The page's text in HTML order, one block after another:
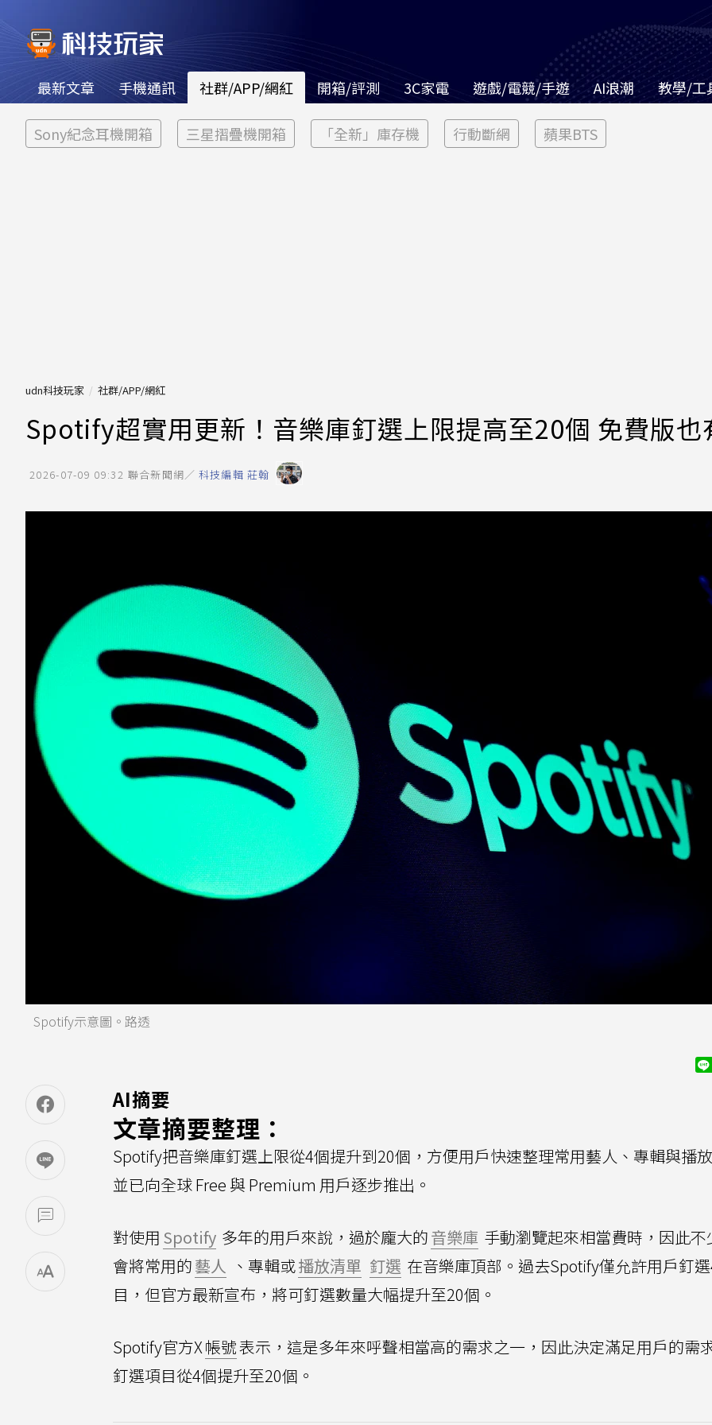
最新文章 手機通訊 社群/APP/網紅 開箱/評測 3C家電 遊戲/電競/手遊 AI浪潮 教學/工
Sony紀念耳機開箱 三星摺疊機開箱 「全新」庫存機 行動斷網 蘋果BTS
udn科技玩家 社群/APP/網紅
Spotify超實用更新！音樂庫釘選上限提高至20個 免費版也
2026-07-09 09:32 聯合新聞網／ 科技編輯 莊翰
Spotify示意圖。路透
AI摘要
文章摘要整理：
Spotify把音樂庫釘選上限從4個提升到20個，方便用戶快速整理常用藝人、專輯與播
並已向全球 Free 與 Premium 用戶逐步推出。
對使用 Spotify 多年的用戶來說，過於龐大的音樂庫 手動瀏覽起來相當費時，因此不
會將常用的藝人 、專輯或播放清單 釘選 在音樂庫頂部。過去Spotify僅允許用戶釘
目，但官方最新宣布，將可釘選數量大幅提升至20個。
Spotify官方X帳號表示，這是多年來呼聲相當高的需求之一，因此決定滿足用戶的需
釘選項目從4個提升至20個。